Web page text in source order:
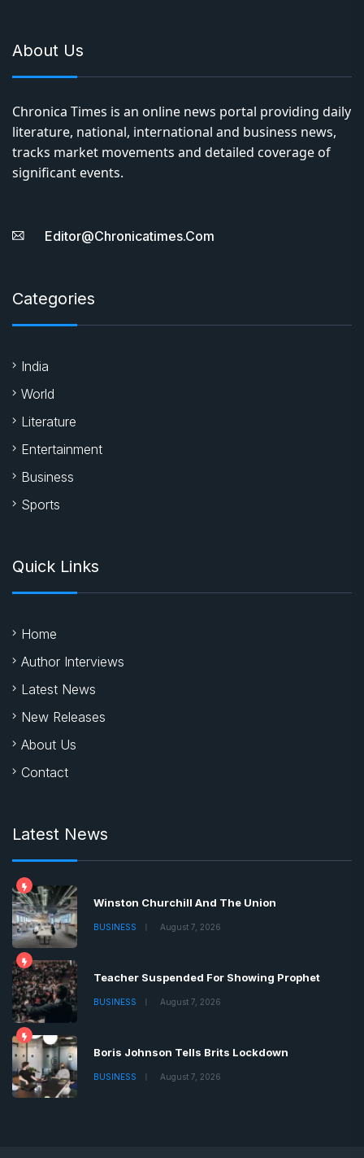
About Us
Chronica Times is an online news portal providing daily
literature, national, international and business news,
tracks market movements and detailed coverage of
significant events.
Editor@chronicatimes.com
Categories
India
World
Literature
Entertainment
Business
Sports
Quick Links
Home
Author Interviews
Latest News
New Releases
About Us
Contact
Latest News
Winston Churchill And The Union
BUSINESS August 7, 2026
Teacher Suspended For Showing Prophet
BUSINESS August 7, 2026
Boris Johnson Tells Brits Lockdown
BUSINESS August 7, 2026